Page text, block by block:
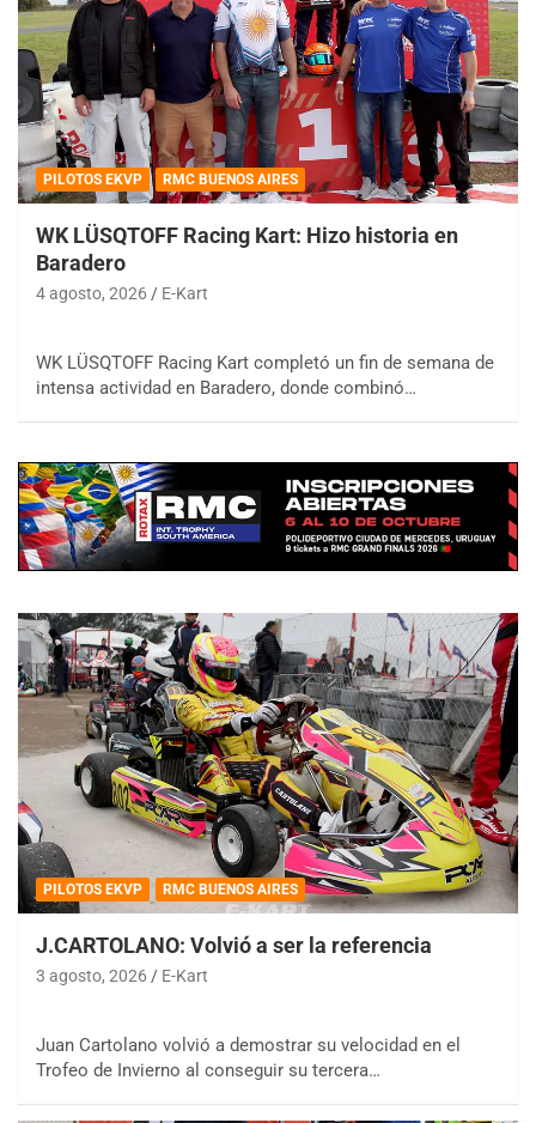
PILOTOS EKVP RMC BUENOS AIRES
WK LÜSQTOFF Racing Kart: Hizo historia en
Baradero
4 agosto, 2026 E-Kart
WK LÜSQTOFF Racing Kart completó un fin de semana de
intensa actividad en Baradero, donde combinó…
PILOTOS EKVP RMC BUENOS AIRES
J.CARTOLANO: Volvió a ser la referencia
3 agosto, 2026 E-Kart
Juan Cartolano volvió a demostrar su velocidad en el
Trofeo de Invierno al conseguir su tercera…